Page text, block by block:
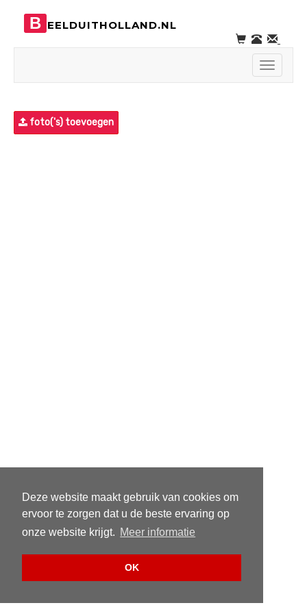
Deze website maakt gebruik van cookies om
ervoor te zorgen dat u de beste ervaring op
onze website krijgt. Meer informatie
OK
B EELDUITHOLLAND.NL
Toggle
foto('s) toevoegen